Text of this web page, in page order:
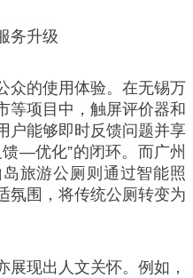
务升级
众的使用体验。在无锡万
等项目中，触屏评价器和
户能够即时反馈问题并享
—优化”的闭环。而广州
旅游公厕则通过智能照
氛围，将传统公厕转变为
现出人文关怀。例如，